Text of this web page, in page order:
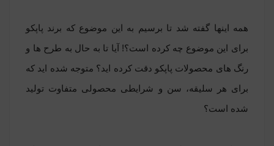
همه اینها گفته شد تا برسیم به این موضوع که برند پاپکو
برای این موضوع چه کرده است؟! آیا تا به حال به طرح ها و
رنگ های محصولات پاپکو دقت کرده اید؟ متوجه شده اید که
برای هر سلیقه، سن و شرایطی محصولی متفاوت تولید
شده است؟